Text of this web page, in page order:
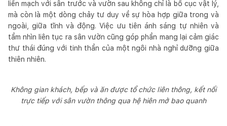
liền mạch với sân trước và vườn sau không chỉ là bố cục vật lý,
mà còn là một dòng chảy tư duy về sự hòa hợp giữa trong và
ngoài, giữa tĩnh và động. Việc ưu tiên ánh sáng tự nhiên và
tầm nhìn liên tục ra sân vườn cũng góp phần mang lại cảm giác
thư thái đúng với tinh thần của một ngôi nhà nghỉ dưỡng giữa
thiên nhiên.
Không gian khách, bếp và ăn được tổ chức liên thông, kết nối
trực tiếp với sân vườn thông qua hệ hiên mở bao quanh